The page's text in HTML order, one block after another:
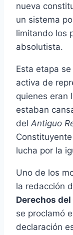
nueva
un sistema
limitando los
absolutista.
Esta etapa
activa de
quienes eran
estaban
del Antiguo
lucha por la
Uno de los
la redacción
Derechos
se proclamó
declaración